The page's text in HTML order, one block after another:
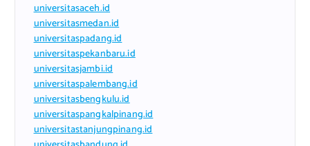
universitasaceh.id
universitasmedan.id
universitaspadang.id
universitaspekanbaru.id
universitasjambi.id
universitaspalembang.id
universitasbengkulu.id
universitaspangkalpinang.id
universitastanjungpinang.id